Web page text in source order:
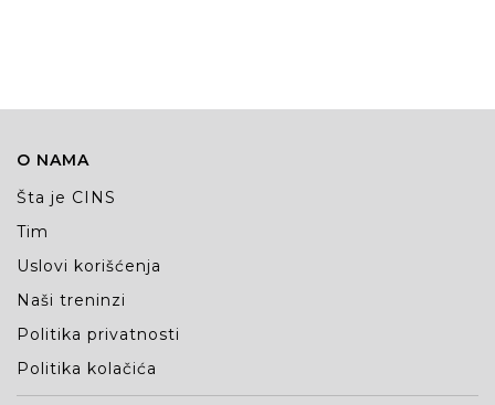
O NAMA
Šta je CINS
Tim
Uslovi korišćenja
Naši treninzi
Politika privatnosti
Politika kolačića